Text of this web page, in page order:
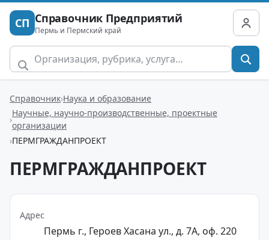
СП Справочник Предприятий
Пермь и Пермский край
Справочник Наука и образование
Научные, научно-производственные, проектные
организации
ПЕРМГРАЖДАНПРОЕКТ
ПЕРМГРАЖДАНПРОЕКТ
Адрес
Пермь г., Героев Хасана ул., д. 7А, оф. 220